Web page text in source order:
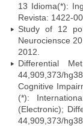
13 Idioma(*):
Revista: 1422-
Study of 12
Neurociensce
2012.
Differential
44,909,373/
Cognitive
(*):
(Electronic);
44,909,373/